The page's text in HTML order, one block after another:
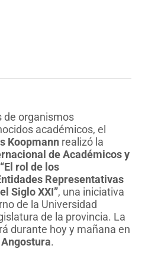
de organismos
académicos, el
Koopmann realizó la
de Académicos y
“El rol de los
Representativas
Siglo XXI”, una iniciativa
de la Universidad
de la provincia. La
durante hoy y mañana en
.